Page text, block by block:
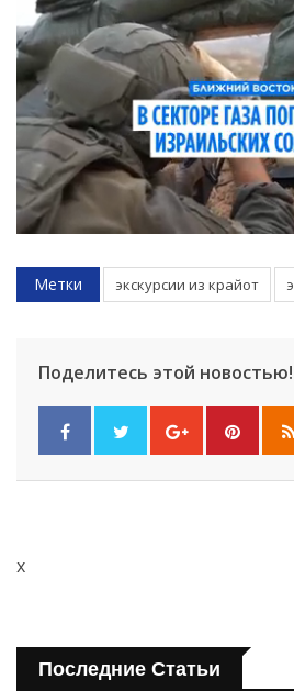
Метки экскурсии из крайот
Поделитесь этой новостью!
x
Последние Статьи